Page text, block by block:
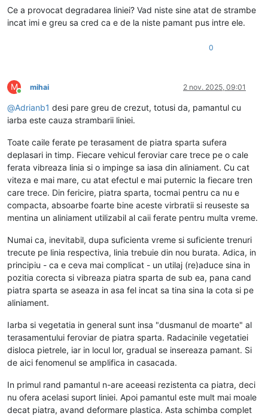
Ce a provocat degradarea liniei? Vad niste sine atat de strambe
incat imi e greu sa cred ca e de la niste pamant pus intre ele.
0
M
Conectat
mihai 2 nov. 2025, 09:01
@Adrianb1 desi pare greu de crezut, totusi da, pamantul cu
iarba este cauza strambarii liniei.
Toate caile ferate pe terasament de piatra sparta sufera
deplasari in timp. Fiecare vehicul feroviar care trece pe o cale
ferata vibreaza linia si o impinge sa iasa din aliniament. Cu cat
viteza e mai mare, cu atat efectul e mai puternic la fiecare tren
care trece. Din fericire, piatra sparta, tocmai pentru ca nu e
compacta, absoarbe foarte bine aceste virbratii si reuseste sa
mentina un aliniament utilizabil al caii ferate pentru multa vreme.
Numai ca, inevitabil, dupa suficienta vreme si suficiente trenuri
trecute pe linia respectiva, linia trebuie din nou burata. Adica, in
principiu - ca e ceva mai complicat - un utilaj (re)aduce sina in
pozitia corecta si vibreaza piatra sparta de sub ea, pana cand
piatra sparta se aseaza in asa fel incat sa tina sina la cota si pe
aliniament.
Iarba si vegetatia in general sunt insa "dusmanul de moarte" al
terasamentului feroviar de piatra sparta. Radacinile vegetatiei
disloca pietrele, iar in locul lor, gradual se insereaza pamant. Si
de aici fenomenul se amplifica in casacada.
In primul rand pamantul n-are aceeasi rezistenta ca piatra, deci
nu ofera acelasi suport liniei. Apoi pamantul este mult mai moale
decat piatra, avand deformare plastica. Asta schimba complet